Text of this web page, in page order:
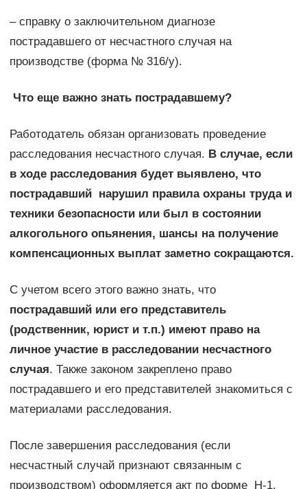
– справку о заключительном диагнозе
пострадавшего от несчастного случая на
производстве (форма № 316/у).
Что еще важно знать пострадавшему?
Работодатель обязан организовать проведение
расследования несчастного случая. В случае, если
в ходе расследования будет выявлено, что
пострадавший нарушил правила охраны труда и
техники безопасности или был в состоянии
алкогольного опьянения, шансы на получение
компенсационных выплат заметно сокращаются.
С учетом всего этого важно знать, что
пострадавший или его представитель
(родственник, юрист и т.п.) имеют право на
личное участие в расследовании несчастного
случая. Также законом закреплено право
пострадавшего и его представителей знакомиться с
материалами расследования.
После завершения расследования (если
несчастный случай признают связанным с
производством) оформляется акт по форме Н-1.